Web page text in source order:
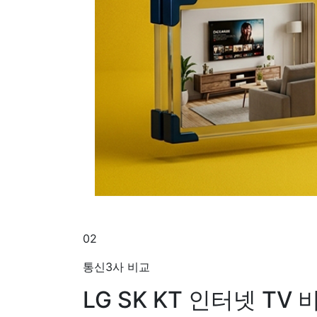
02
통신3사 비교
LG SK KT 인터넷 TV